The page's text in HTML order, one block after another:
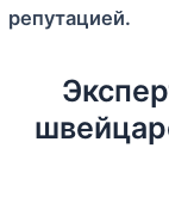
репутацией.